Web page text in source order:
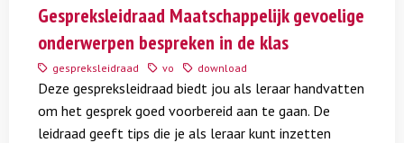
schoolpersoneel, in hun houding en handelen richting
leerlingen en elkaar. Ook is seksuele integriteit iets
waar leerlingen beter in kunnen worden door hier
samen met elkaar en hun leraren aandacht voor te
hebben.
Gespreksleidraad
Maatschappelijk
gevoelige
onderwerpen
bespreken
Gespreksleidraad Maatschappelijk gevoelige
onderwerpen bespreken in de klas
gespreksleidraad vo download
Deze gespreksleidraad biedt jou als leraar handvatten
om het gesprek goed voorbereid aan te gaan. De
leidraad geeft tips die je als leraar kunt inzetten